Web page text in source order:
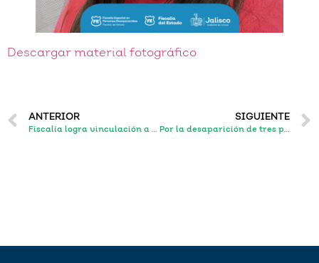
Descargar material fotográfico
ANTERIOR
Fiscalía logra vinculación a proceso de cuarteto de hombres por diversos delitos, en Guadalajara
SIGUIENTE
Por la desaparición de tres personas, FEPD logra la vinculación a proceso de siete policías de La Barca.